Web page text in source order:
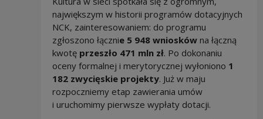
największym w historii programów dotacyjnych
NCK, zainteresowaniem: do programu
zgłoszono łącznie 5 948 wnioskówna łączną
kwotęprzeszło 471 mln zł. Po dokonaniu
oceny formalnej i merytorycznej wyłoniono 1
182 zwycięskie projekty. Już w maju
rozpoczniemy etap zawierania umów
i uruchomimy pierwsze wypłaty dotacji.